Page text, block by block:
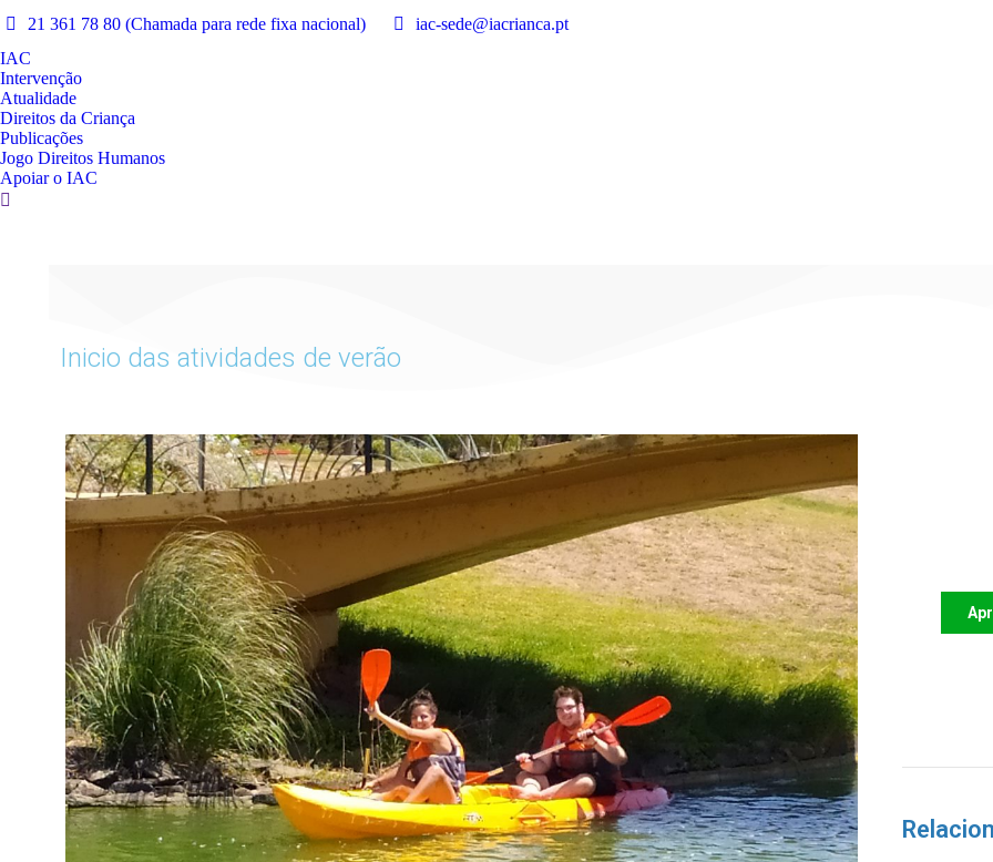
21 361 78 80 (Chamada para rede fixa nacional)
iac-sede@iacrianca.pt
IAC
Intervenção
Atualidade
Direitos da Criança
Publicações
Jogo Direitos Humanos
Apoiar o IAC
Inicio das atividades de verão